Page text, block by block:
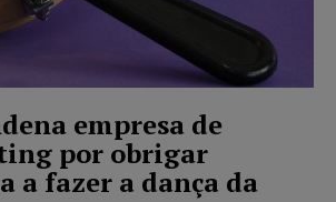
empresa de
por obrigar
a fazer a dança da